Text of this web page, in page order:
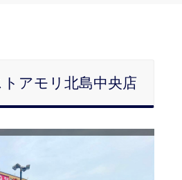
トアモリ北島中央店